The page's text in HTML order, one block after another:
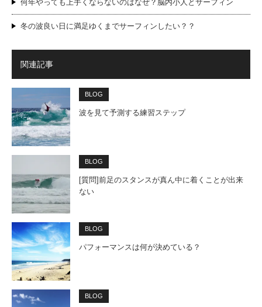
何年やっても上手くならないのはなぜ？脳内小人とサーフィン
冬の波良い日に満足ゆくまでサーフィンしたい？？
関連記事
BLOG
波を見て予測する練習ステップ
BLOG
[質問]前足のスタンスが真ん中に着くことが出来
ない
BLOG
パフォーマンスは何が決めている？
BLOG